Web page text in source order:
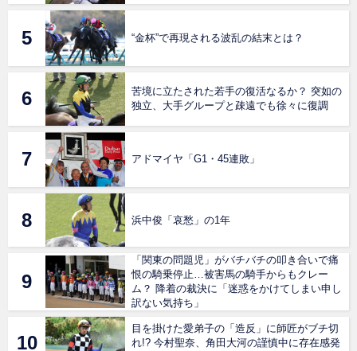
“金杯”で再現される波乱の結末とは？
苦境に立たされた若手の復活なるか？ 突如の
独立、大手グループと疎遠でも徐々に復調
アドマイヤ「G1・45連敗」
浜中俊「哀愁」の1年
「関東の問題児」がバチバチの叩き合いで痛
恨の騎乗停止…被害馬の騎手からもクレー
ム？ 降着の裁決に「迷惑をかけてしまい申し
訳ない気持ち」
目を掛けた愛弟子の「造反」に師匠がブチ切
れ!? 今村聖奈、角田大河の謹慎中に存在感発